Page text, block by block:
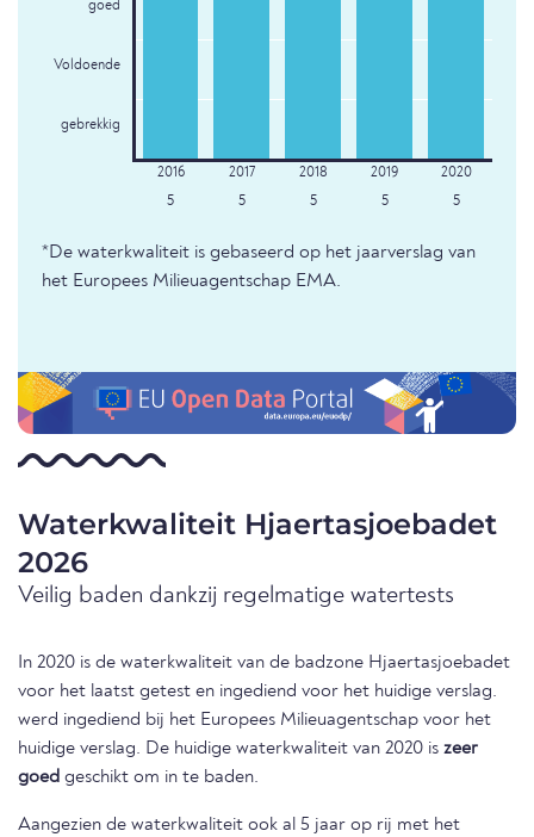
goed
Voldoende
gebrekkig
5 5 5 5 5
*De waterkwaliteit is gebaseerd op het jaarverslag van
het Europees Milieuagentschap EMA.
Waterkwaliteit Hjaertasjoebadet
2026
Veilig baden dankzij regelmatige watertests
In 2020 is de waterkwaliteit van de badzone Hjaertasjoebadet
voor het laatst getest en ingediend voor het huidige verslag.
werd ingediend bij het Europees Milieuagentschap voor het
huidige verslag. De huidige waterkwaliteit van 2020 is zeer
goed geschikt om in te baden.
Aangezien de waterkwaliteit ook al 5 jaar op rij met het